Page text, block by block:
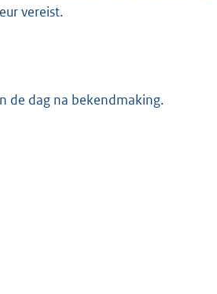
vereist.
de dag na bekendmaking.